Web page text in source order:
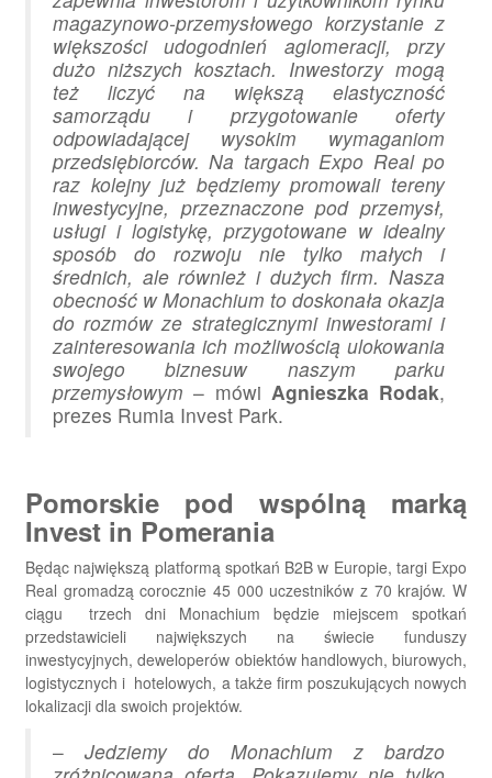
magazynowo-przemysłowego korzystanie z
większości udogodnień aglomeracji, przy
dużo niższych kosztach. Inwestorzy mogą
też liczyć na większą elastyczność
samorządu i przygotowanie oferty
odpowiadającej wysokim wymaganiom
przedsiębiorców. Na targach Expo Real po
raz kolejny już będziemy promowali tereny
inwestycyjne, przeznaczone pod przemysł,
usługi i logistykę, przygotowane w idealny
sposób do rozwoju nie tylko małych i
średnich, ale również i dużych firm. Nasza
obecność w Monachium to doskonała okazja
do rozmów ze strategicznymi inwestorami i
zainteresowania ich możliwością ulokowania
swojego biznesuw naszym parku
przemysłowym – mówi Agnieszka Rodak,
prezes Rumia Invest Park.
Pomorskie pod wspólną marką
Invest in Pomerania
Będąc największą platformą spotkań B2B w Europie, targi Expo
Real gromadzą corocznie 45 000 uczestników z 70 krajów. W
ciągu trzech dni Monachium będzie miejscem spotkań
przedstawicieli największych na świecie funduszy
inwestycyjnych, deweloperów obiektów handlowych, biurowych,
logistycznych i hotelowych, a także firm poszukujących nowych
lokalizacji dla swoich projektów.
– Jedziemy do Monachium z bardzo